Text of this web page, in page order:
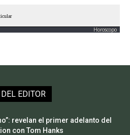
Horoscopo
EDITOR
revelan el primer adelanto del
con Tom Hanks